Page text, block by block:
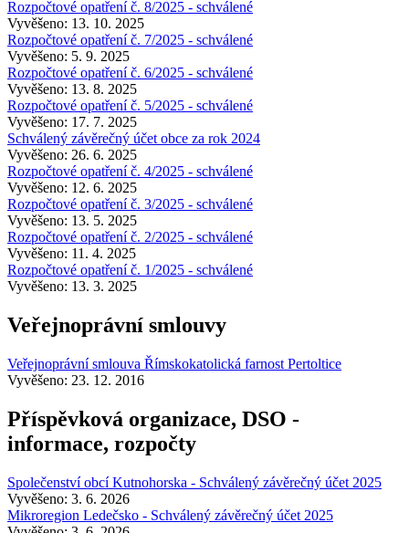
Rozpočtové opatření č. 8/2025 - schválené
Vyvěšeno: 13. 10. 2025
Rozpočtové opatření č. 7/2025 - schválené
Vyvěšeno: 5. 9. 2025
Rozpočtové opatření č. 6/2025 - schválené
Vyvěšeno: 13. 8. 2025
Rozpočtové opatření č. 5/2025 - schválené
Vyvěšeno: 17. 7. 2025
Schválený závěrečný účet obce za rok 2024
Vyvěšeno: 26. 6. 2025
Rozpočtové opatření č. 4/2025 - schválené
Vyvěšeno: 12. 6. 2025
Rozpočtové opatření č. 3/2025 - schválené
Vyvěšeno: 13. 5. 2025
Rozpočtové opatření č. 2/2025 - schválené
Vyvěšeno: 11. 4. 2025
Rozpočtové opatření č. 1/2025 - schválené
Vyvěšeno: 13. 3. 2025
Veřejnoprávní smlouvy
Veřejnoprávní smlouva Římskokatolická farnost Pertoltice
Vyvěšeno: 23. 12. 2016
Příspěvková organizace, DSO -
informace, rozpočty
Společenství obcí Kutnohorska - Schválený závěrečný účet 2025
Vyvěšeno: 3. 6. 2026
Mikroregion Ledečsko - Schválený závěrečný účet 2025